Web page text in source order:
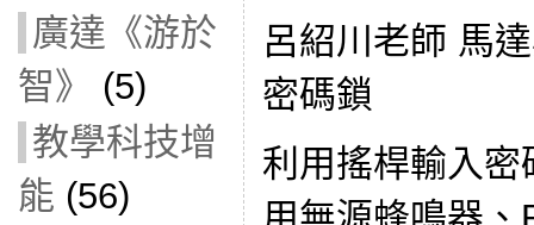
廣達《游於
智》
(5)
教學科技增
能 (56)
呂紹川老師 馬
密碼鎖
利用搖桿輸入